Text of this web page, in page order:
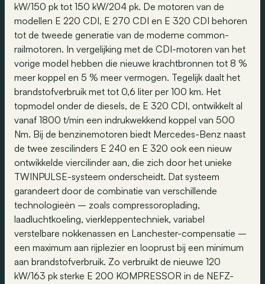
kW/150 pk tot 150 kW/204 pk. De motoren van de
modellen E 220 CDI, E 270 CDI en E 320 CDI behoren
tot de tweede generatie van de moderne common-
railmotoren. In vergelijking met de CDI-motoren van het
vorige model hebben die nieuwe krachtbronnen tot 8 %
meer koppel en 5 % meer vermogen. Tegelijk daalt het
brandstofverbruik met tot 0,6 liter per 100 km. Het
topmodel onder de diesels, de E 320 CDI, ontwikkelt al
vanaf 1800 t/min een indrukwekkend koppel van 500
Nm. Bij de benzinemotoren biedt Mercedes-Benz naast
de twee zescilinders E 240 en E 320 ook een nieuw
ontwikkelde viercilinder aan, die zich door het unieke
TWINPULSE-systeem onderscheidt. Dat systeem
garandeert door de combinatie van verschillende
technologieën – zoals compressoroplading,
laadluchtkoeling, vierkleppentechniek, variabel
verstelbare nokkenassen en Lanchester-compensatie –
een maximum aan rijplezier en looprust bij een minimum
aan brandstofverbruik. Zo verbruikt de nieuwe 120
kW/163 pk sterke E 200 KOMPRESSOR in de NEFZ-